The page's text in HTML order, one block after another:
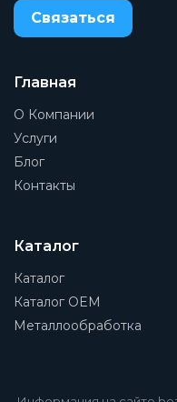
Связаться
Главная
О Компании
Услуги
Блог
Контакты
Каталог
Каталог
Каталог OEM
Металлообработка